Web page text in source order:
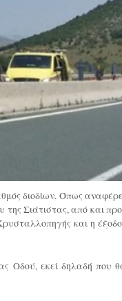
διοδίων. Όπως
της Σιάτιστας, από και
και η
Οδού, εκεί δηλαδή που